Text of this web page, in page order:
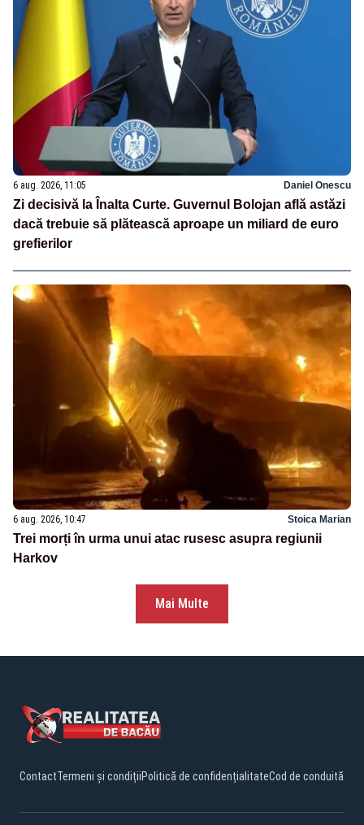
6 aug. 2026, 11:05 Daniel Onescu
Zi decisivă la Înalta Curte. Guvernul Bolojan află astăzi
dacă trebuie să plătească aproape un miliard de euro
grefierilor
6 aug. 2026, 10:47 Stoica Marian
Trei morți în urma unui atac rusesc asupra regiunii
Harkov
Mai Multe
ContactTermeni și condițiiPolitică de confidențialitateCod de conduită